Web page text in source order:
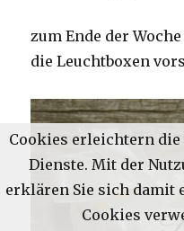
zum Ende der
die Leuchtboxen
Cookies erleichtern
Dienste. Mit der
erklären Sie sich damit
Cookies